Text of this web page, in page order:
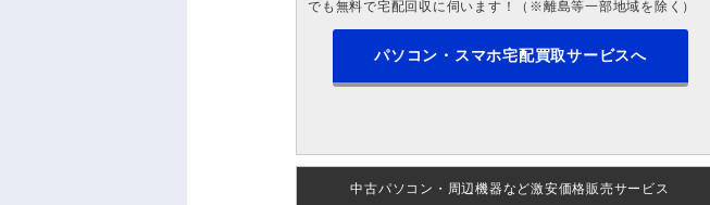
でも無料で宅配回収に伺います！（※離島等一部地域を除く）
パソコン・スマホ宅配買取サービスへ
中古パソコン・周辺機器など激安価格販売サービス